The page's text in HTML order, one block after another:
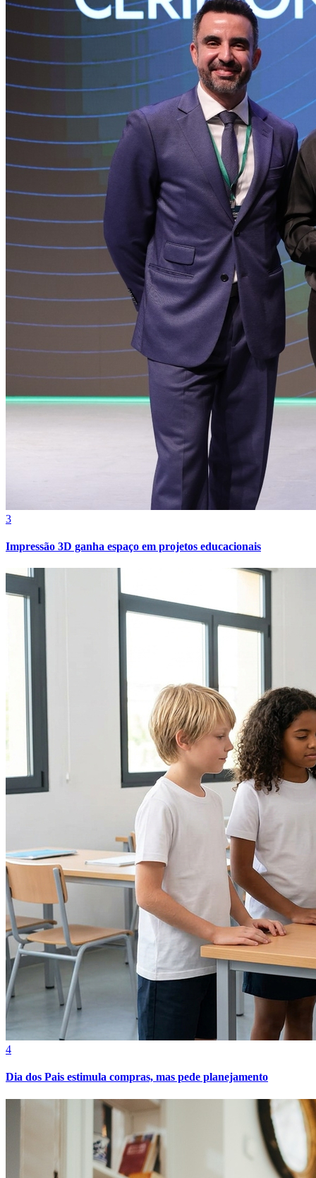
Internacional
Cruzeiro
3
Impressão 3D ganha espaço em projetos educacionais
4
Dia dos Pais estimula compras, mas pede planejamento